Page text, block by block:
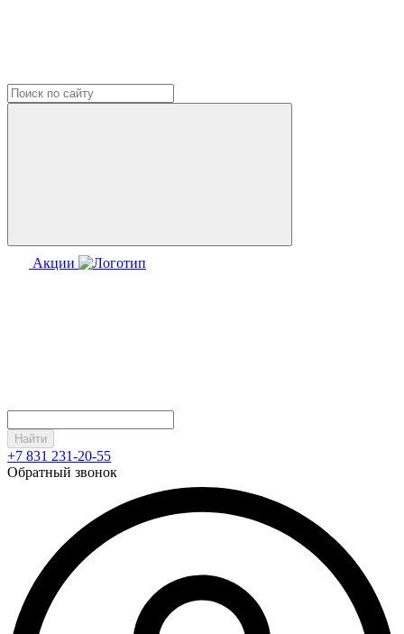
Акции
Найти
+7 831 231-20-55
Обратный звонок